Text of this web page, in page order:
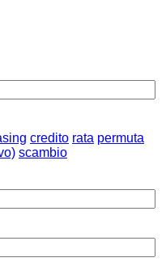
credito rata permuta
scambio